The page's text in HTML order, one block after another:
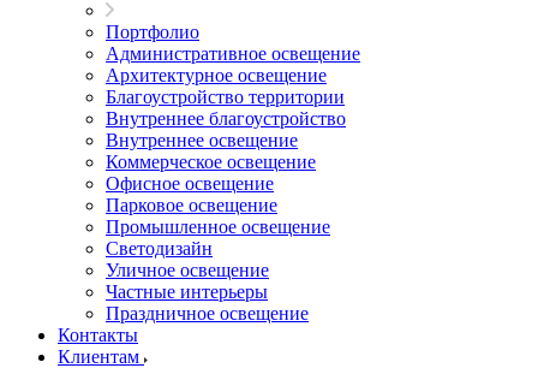
Портфолио
Административное освещение
Архитектурное освещение
Благоустройство территории
Внутреннее благоустройство
Внутреннее освещение
Коммерческое освещение
Офисное освещение
Парковое освещение
Промышленное освещение
Светодизайн
Уличное освещение
Частные интерьеры
Праздничное освещение
Контакты
Клиентам